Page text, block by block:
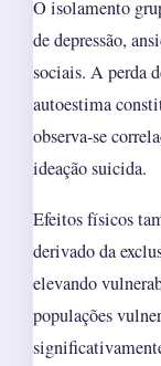
O isolamento
de depressão,
sociais. A perda
autoestima
observa-se
ideação suicida.
Efeitos físicos
derivado da
elevando
populações